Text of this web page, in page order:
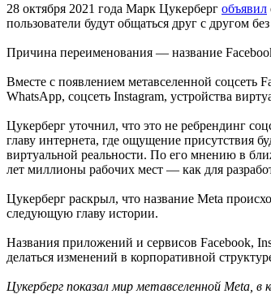
28 октября 2021 года Марк Цукерберг объявил
пользователи будут общаться друг с другом
Причина переименования — название
Вместе с появлением метавселенной соцсеть
WhatsApp, соцсеть Instagram, устройства
Цукерберг уточнил, что это не ребрендинг
главу интернета, где ощущение присутствия
виртуальной реальности. По его мнению в
лет миллионы рабочих мест — как для
Цукерберг раскрыл, что название Meta
следующую главу истории.
Названия приложений и сервисов Facebook,
делаться изменений в корпоративной
Цукерберг показал мир метавселенной Meta,